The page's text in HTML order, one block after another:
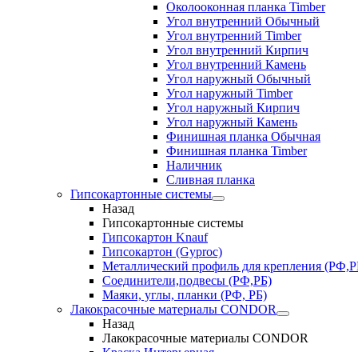
Околооконная планка Timber
Угол внутренний Обычный
Угол внутренний Timber
Угол внутренний Кирпич
Угол внутренний Камень
Угол наружный Обычный
Угол наружный Timber
Угол наружный Кирпич
Угол наружный Камень
Финишная планка Обычная
Финишная планка Timber
Наличник
Сливная планка
Гипсокартонные системы
Назад
Гипсокартонные системы
Гипсокартон Knauf
Гипсокартон (Gyproc)
Металлический профиль для крепления
Соединители,подвесы (РФ,РБ)
Маяки, углы, планки (РФ, РБ)
Лакокрасочные материалы CONDOR
Назад
Лакокрасочные материалы CONDOR